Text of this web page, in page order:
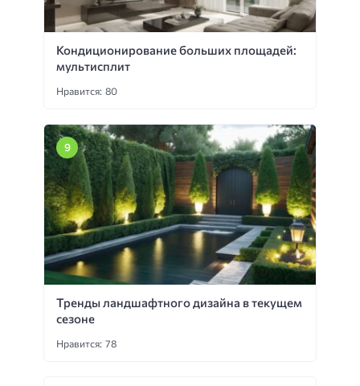
Кондиционирование больших площадей:
мультисплит
Нравится: 80
Тренды ландшафтного дизайна в текущем
сезоне
Нравится: 78